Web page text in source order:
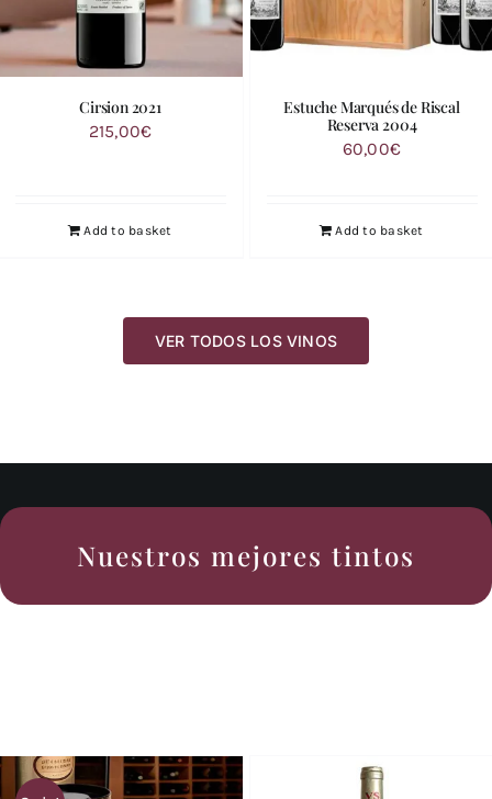
Cirsion 2021
215,00€
Add to basket
Estuche Marqués de Riscal
Reserva 2004
60,00€
Add to basket
VER TODOS LOS VINOS
Nuestros mejores tintos